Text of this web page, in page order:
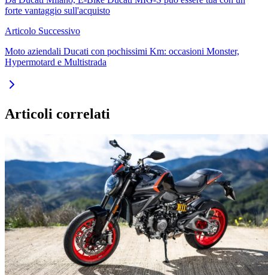
forte vantaggio sull'acquisto
Articolo Successivo
Moto aziendali Ducati con pochissimi Km: occasioni Monster,
Hypermotard e Multistrada
Articoli correlati